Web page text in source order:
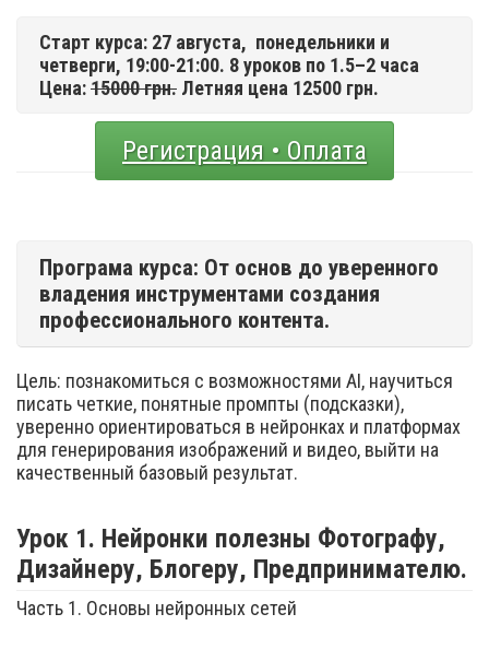
Старт курса: 27 августа, понедельники и
четверги, 19:00-21:00. 8 уроков по 1.5–2 часа
Цена:15000 грн. Летняя цена 12500 грн.
Регистрация • Оплата
Програма курса: От основ до уверенного
владения инструментами создания
профессионального контента.
Цель: познакомиться с возможностями AI, научиться
писать четкие, понятные промпты (подсказки),
уверенно ориентироваться в нейронках и платформах
для генерирования изображений и видео, выйти на
качественный базовый результат.
Урок 1. Нейронки полезны Фотографу,
Дизайнеру, Блогеру, Предпринимателю.
Часть 1. Основы нейронных сетей